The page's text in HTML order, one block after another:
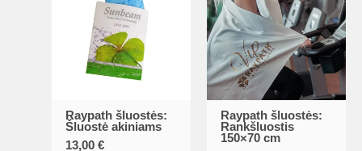
Raypath šluostės:
Šluostė akiniams
13,00€
This
product
Raypath šluostės:
Rankšluostis
150×70 cm
This
product